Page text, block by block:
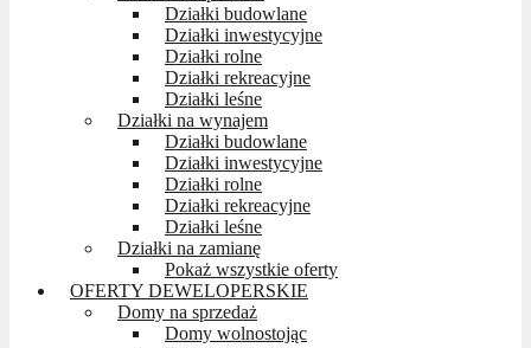
Działki budowlane
Działki inwestycyjne
Działki rolne
Działki rekreacyjne
Działki leśne
Działki na wynajem
Działki budowlane
Działki inwestycyjne
Działki rolne
Działki rekreacyjne
Działki leśne
Działki na zamianę
Pokaż wszystkie oferty
OFERTY DEWELOPERSKIE
Domy na sprzedaż
Domy wolnostojąc